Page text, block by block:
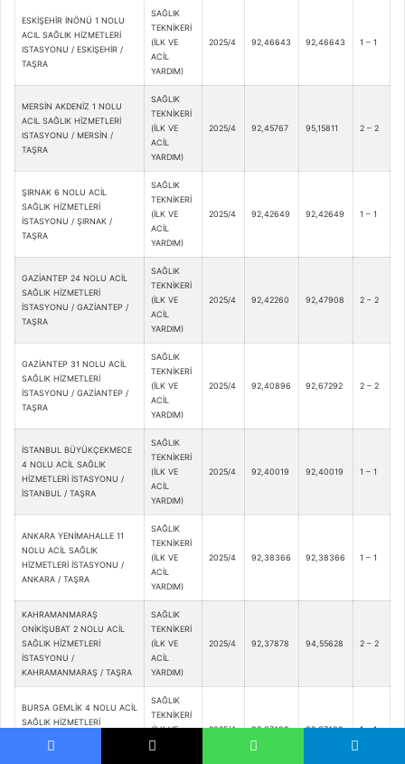
ESKİŞEHİR İNÖNÜ 1 NOLU
ACIL SAĞLIK HİZMETLERİ
ISTASYONU / ESKİŞEHİR /
TAŞRA
SAĞLIK
TEKNİKERİ
(İLK VE
ACİL
YARDIM)
2025/4 92,46643 92,46643 1 – 1
MERSİN AKDENİZ 1 NOLU
ACIL SAĞLIK HİZMETLERİ
ISTASYONU / MERSİN /
TAŞRA
SAĞLIK
TEKNİKERİ
(İLK VE
ACİL
YARDIM)
2025/4 92,45767 95,15811 2 – 2
ŞIRNAK 6 NOLU ACİL
SAĞLIK HİZMETLERİ
İSTASYONU / ŞIRNAK /
TAŞRA
SAĞLIK
TEKNİKERİ
(İLK VE
ACİL
YARDIM)
2025/4 92,42649 92,42649 1 – 1
GAZİANTEP 24 NOLU ACİL
SAĞLIK HİZMETLERİ
İSTASYONU / GAZİANTEP /
TAŞRA
SAĞLIK
TEKNİKERİ
(İLK VE
ACİL
YARDIM)
2025/4 92,42260 92,47908 2 – 2
GAZİANTEP 31 NOLU ACİL
SAĞLIK HİZMETLERİ
İSTASYONU / GAZİANTEP /
TAŞRA
SAĞLIK
TEKNİKERİ
(İLK VE
ACİL
YARDIM)
2025/4 92,40896 92,67292 2 – 2
İSTANBUL BÜYÜKÇEKMECE
4 NOLU ACİL SAĞLIK
HİZMETLERİ İSTASYONU /
İSTANBUL / TAŞRA
SAĞLIK
TEKNİKERİ
(İLK VE
ACİL
YARDIM)
2025/4 92,40019 92,40019 1 – 1
ANKARA YENİMAHALLE 11
NOLU ACİL SAĞLIK
HİZMETLERİ İSTASYONU /
ANKARA / TAŞRA
SAĞLIK
TEKNİKERİ
(İLK VE
ACİL
YARDIM)
2025/4 92,38366 92,38366 1 – 1
KAHRAMANMARAŞ
ONİKİŞUBAT 2 NOLU ACİL
SAĞLIK HİZMETLERİ
İSTASYONU /
KAHRAMANMARAŞ / TAŞRA
SAĞLIK
TEKNİKERİ
(İLK VE
ACİL
YARDIM)
2025/4 92,37878 94,55628 2 – 2
BURSA GEMLİK 4 NOLU ACİL
SAĞLIK HİZMETLERİ
SAĞLIK
TEKNİKERİ
(İLK VE
ACİL
2025/4 92,37489 92,37489 1 – 1